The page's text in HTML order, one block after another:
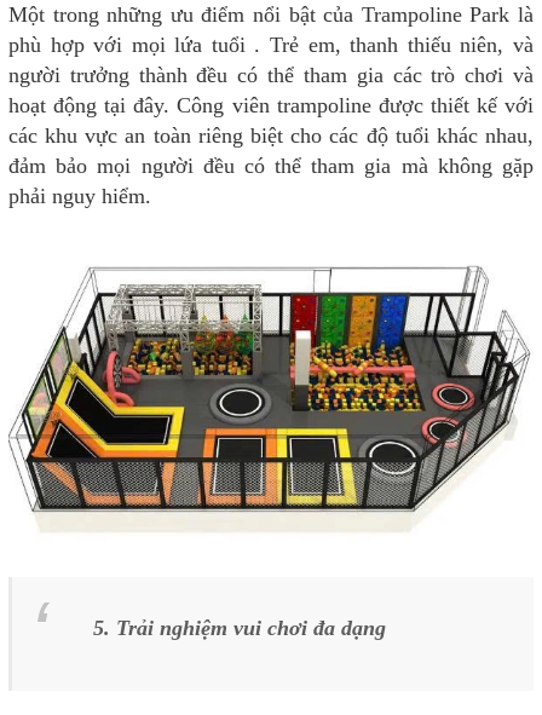
Một trong những ưu điểm nổi bật của Trampoline Park là
phù hợp với mọi lứa tuổi . Trẻ em, thanh thiếu niên, và
người trưởng thành đều có thể tham gia các trò chơi và
hoạt động tại đây. Công viên trampoline được thiết kế với
các khu vực an toàn riêng biệt cho các độ tuổi khác nhau,
đảm bảo mọi người đều có thể tham gia mà không gặp
phải nguy hiểm.
5. Trải nghiệm vui chơi đa dạng